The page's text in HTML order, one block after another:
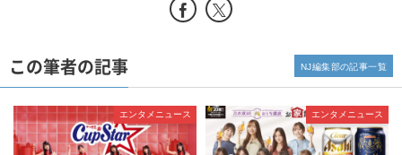
この筆者の記事
エンタメニュース エンタメニュース
NJ編集部の記事一覧